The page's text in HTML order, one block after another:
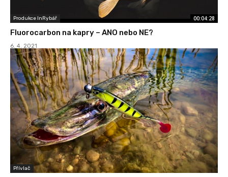
Produkce InRybář 00:04:28
Fluorocarbon na kapry – ANO nebo NE?
6. 4. 2021
Přívlač